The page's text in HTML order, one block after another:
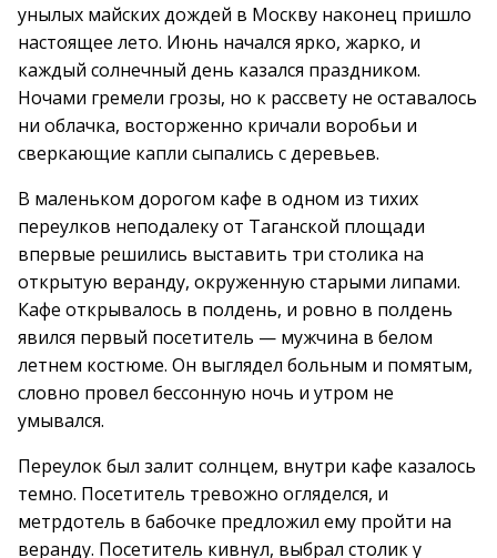
унылых майских дождей в Москву наконец пришло
настоящее лето. Июнь начался ярко, жарко, и
каждый солнечный день казался праздником.
Ночами гремели грозы, но к рассвету не оставалось
ни облачка, восторженно кричали воробьи и
сверкающие капли сыпались с деревьев.
В маленьком дорогом кафе в одном из тихих
переулков неподалеку от Таганской площади
впервые решились выставить три столика на
открытую веранду, окруженную старыми липами.
Кафе открывалось в полдень, и ровно в полдень
явился первый посетитель — мужчина в белом
летнем костюме. Он выглядел больным и помятым,
словно провел бессонную ночь и утром не
умывался.
Переулок был залит солнцем, внутри кафе казалось
темно. Посетитель тревожно огляделся, и
метрдотель в бабочке предложил ему пройти на
веранду. Посетитель кивнул, выбрал столик у